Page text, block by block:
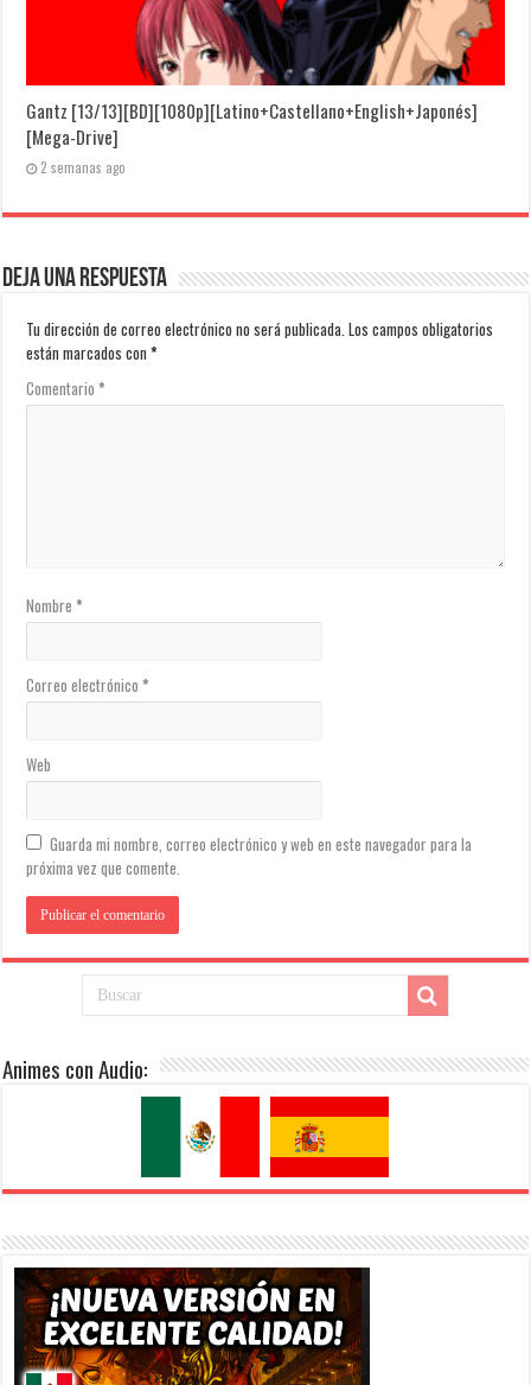
Gantz [13/13][BD][1080p][Latino+Castellano+English+Japonés]
[Mega-Drive]
2 semanas ago
Deja una respuesta
Tu dirección de correo electrónico no será publicada. Los campos obligatorios
están marcados con*
Comentario*
Nombre*
Correo electrónico*
Web
Guarda mi nombre, correo electrónico y web en este navegador para la
próxima vez que comente.
Animes con Audio: